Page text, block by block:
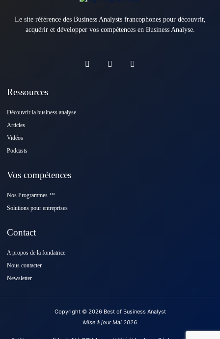
Le site référence des Business Analysts francophones pour découvrir,
acquérir et développer vos compétences en Business Analyse.
Ressources
Découvrir la business analyse
Articles
Vidéos
Podcasts
Vos compétences
Nos Programmes ™️
Solutions pour entreprises
Contact
A propos de la fondatrice
Nous contacter
Newsletter
Copyright © 2026 Best of Business Analyst
Mise à jour Mai 2026